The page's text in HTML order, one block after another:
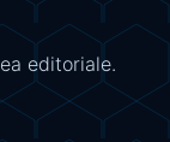
editoriale.